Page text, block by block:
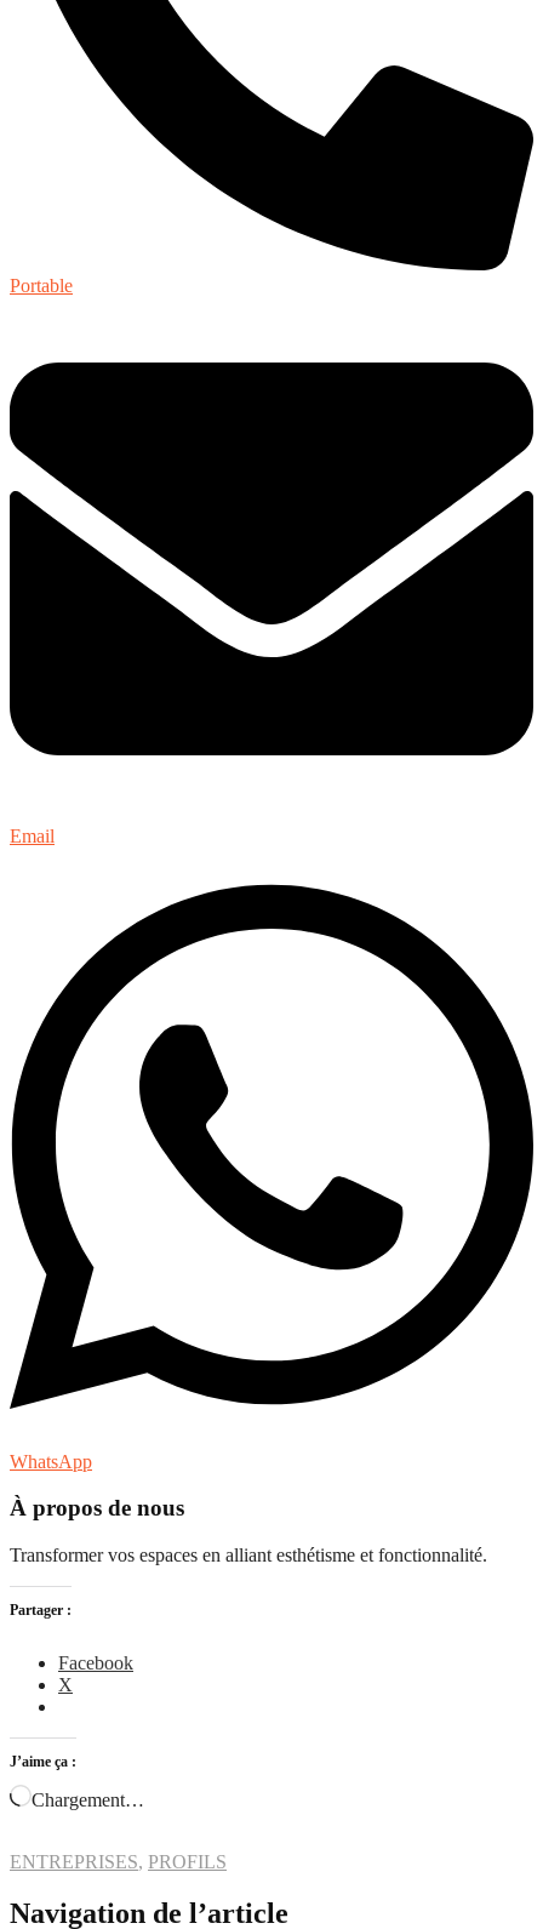
Portable
Email
WhatsApp
À propos de nous
Transformer vos espaces en alliant esthétisme et fonctionnalité.
Partager :
Facebook
X
J’aime ça :
Chargement…
ENTREPRISES, PROFILS
Navigation de l’article